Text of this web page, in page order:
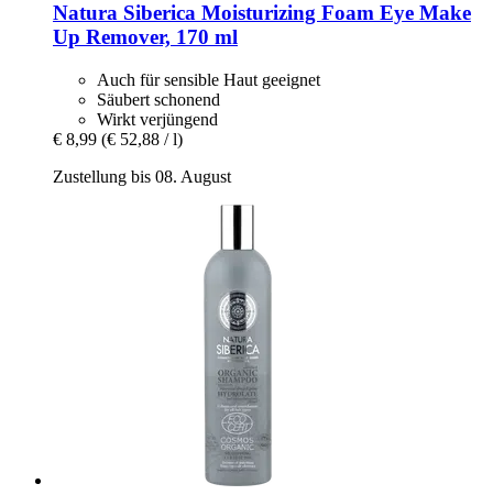
Natura Siberica Moisturizing Foam Eye Make
Up Remover, 170 ml
Auch für sensible Haut geeignet
Säubert schonend
Wirkt verjüngend
€ 8,99 (€ 52,88 / l)
Zustellung bis 08. August